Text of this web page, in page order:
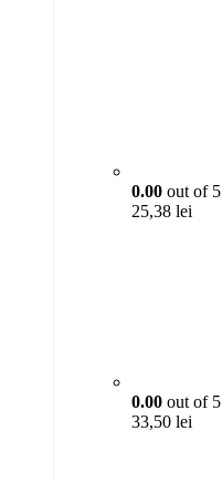
0.00 out of 5
25,38 lei
0.00 out of 5
33,50 lei